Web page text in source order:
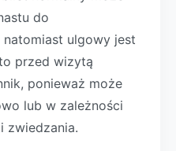
do
natomiast ulgowy jest
przed wizytą
ponieważ może
lub w zależności
zwiedzania.